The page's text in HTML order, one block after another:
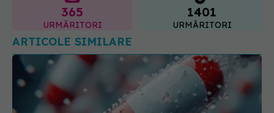
365
URMĂRITORI
1401
URMĂRITORI
ARTICOLE SIMILARE